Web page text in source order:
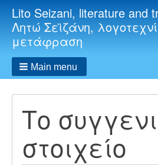
Lito Seizani, literature and
Λητώ Σεϊζάνη,
μετάφραση
Main menu
Το
στοιχείο